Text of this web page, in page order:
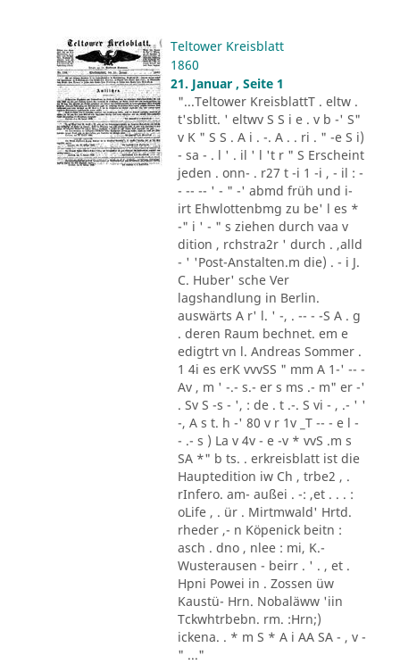
Teltower Kreisblatt
1860
21. Januar , Seite 1
"...Teltower KreisblattT . eltw .
t'sblitt. ' eltwv S S i e . v b -' S"
v K " S S . A i . -. A . . ri . " -e S i)
- sa - . l ' . il ' l 't r " S Erscheint
jeden . onn- . r27 t -i 1 -i , - il : -
- -- -- ' - " -' abmd früh und i-
irt Ehwlottenbmg zu be' l es *
-" i ' - " s ziehen durch vaa v
dition , rchstra2r ' durch . ,alld
- ' 'Post-Anstalten.m die) . - i J.
C. Huber' sche Ver
lagshandlung in Berlin.
auswärts A r' l. ' -, . -- - -S A . g
. deren Raum bechnet. em e
edigtrt vn l. Andreas Sommer .
1 4i es erK vvvSS " mm A 1-' -- -
Av , m ' -.- s.- er s ms .- m" er -'
. Sv S -s - ', : de . t .-. S vi - , .- ' '
-, A s t. h -' 80 v r 1v _T -- - e l -
- .- s ) La v 4v - e -v * vvS .m s
SA *" b ts. . erkreisblatt ist die
Hauptedition iw Ch , trbe2 , .
rInfero. am- außei . -: ,et . . . :
oLife , . ür . Mirtmwald' Hrtd.
rheder ,- n Köpenick beitn :
asch . dno , nlee : mi, K.-
Wusterausen - beirr . ' . , et .
Hpni Powei in . Zossen üw
Kaustü- Hrn. Nobaläww 'iin
Tckwhtrbebn. rm. :Hrn;)
ickena. . * m S * A i AA SA - , v -
" ..."